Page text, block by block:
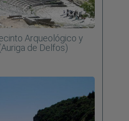
Arqueológico y
de Delfos)